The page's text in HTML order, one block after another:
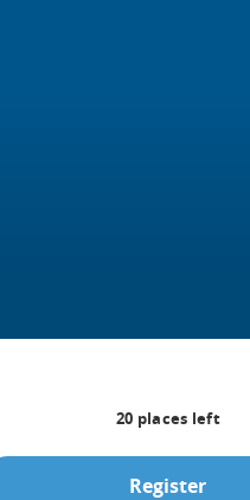
20 places left
Register